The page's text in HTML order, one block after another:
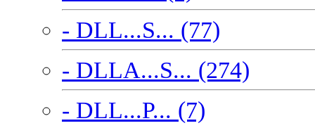
- DLL...S... (77)
- DLLA...S... (274)
- DLL...P... (7)